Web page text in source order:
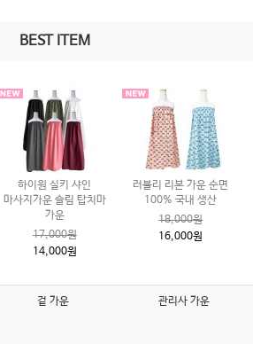
BEST ITEM
하이원 실키 샤인
마사지가운 슬림 탑치마
가운
17,000원
14,000원
러블리 리본 가운 순면
100% 국내 생산
18,000원
16,000원
겉 가운 관리사 가운